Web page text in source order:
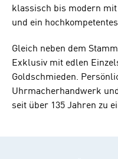
klassisch bis modern
und ein
Gleich neben dem
Exklusiv mit edlen
Goldschmieden.
Uhrmacherhandwerk
seit über 135 Jahren zu